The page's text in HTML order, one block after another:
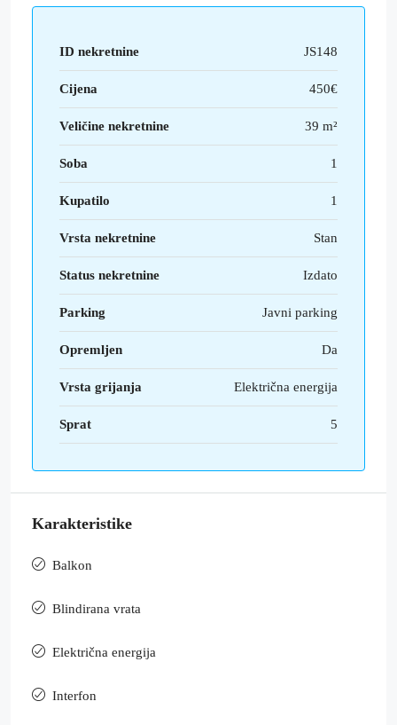
ID nekretnine JS148
Cijena 450€
Veličine nekretnine 39 m²
Soba 1
Kupatilo 1
Vrsta nekretnine Stan
Status nekretnine Izdato
Parking Javni parking
Opremljen Da
Vrsta grijanja Električna energija
Sprat 5
Karakteristike
Balkon
Blindirana vrata
Električna energija
Interfon